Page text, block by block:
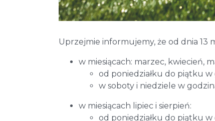
Uprzejmie informujemy, że od dnia 13
w miesiącach: marzec, kwiecień,
od poniedziałku do piątku w
w soboty i niedziele w
w miesiącach lipiec i sierpień:
od poniedziałku do piątku w